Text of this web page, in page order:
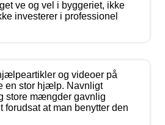
ve og vel i byggeriet, ikke
investerer i professionel
og videoer på
en stor hjælp. Navnligt
store mængder gavnlig
forudsat at man benytter den